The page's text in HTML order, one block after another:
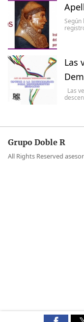
Según
Las
Las
Grupo Doble R
All Rights Reserved